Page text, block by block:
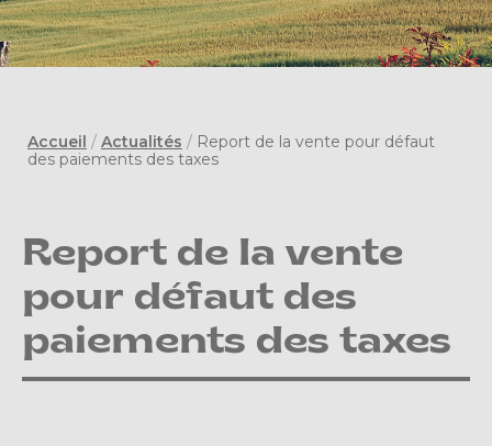
Accueil / Actualités / Report de la vente pour défaut
des paiements des taxes
Report de la vente
pour défaut des
paiements des taxes